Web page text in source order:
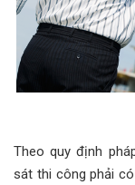
Theo quy định
sát thi công phải